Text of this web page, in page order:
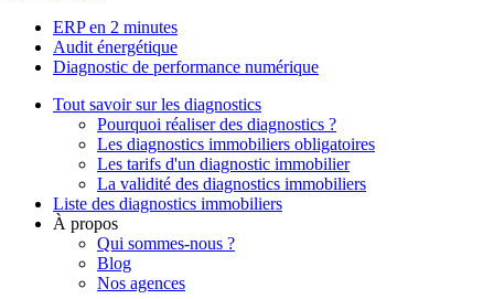
ERP en 2 minutes
Audit énergétique
Diagnostic de performance numérique
Tout savoir sur les diagnostics
Pourquoi réaliser des diagnostics ?
Les diagnostics immobiliers obligatoires
Les tarifs d'un diagnostic immobilier
La validité des diagnostics immobiliers
Liste des diagnostics immobiliers
À propos
Qui sommes-nous ?
Blog
Nos agences